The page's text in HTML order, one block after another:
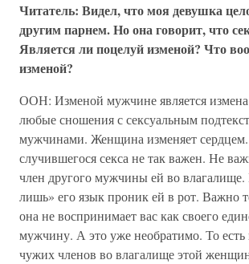
Читатель: Видел, что моя девушка
другим парнем. Но она говорит, что
Является ли поцелуй изменой? Что
изменой?
ООН: Изменой мужчине является измена
любые сношения с сексуальным
мужчинами. Женщина изменяет
случившегося секса не так важен. Не
член другого мужчины ей во влагалище.
лишь» его язык проник ей в рот. Важно
она не воспринимает вас как своего
мужчину. А это уже необратимо. То
чужих членов во влагалище этой